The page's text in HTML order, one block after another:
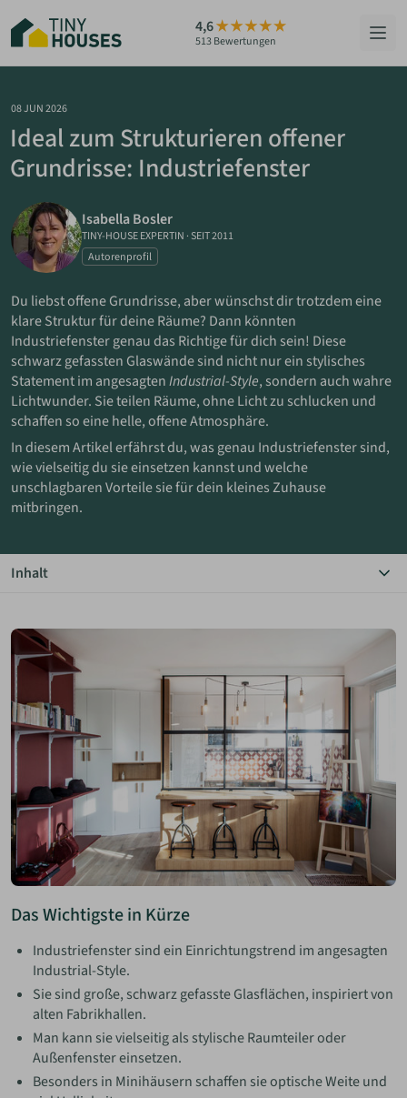
Hauptinhalt
springen
4,6
513 Bewertungen
HÄUSER
BERATUNG
RATGEBER
ÜBER UNS
ZUM HAUS-FINDER
PARTNER WERDEN
ANMELDEN
08 JUN 2026
Ideal zum Strukturieren offener
Grundrisse: Industriefenster
Isabella Bosler
TINY-HOUSE EXPERTIN · SEIT 2011
Autorenprofil
Du liebst offene Grundrisse, aber wünschst dir trotzdem eine
klare Struktur für deine Räume? Dann könnten
Industriefenster genau das Richtige für dich sein! Diese
schwarz gefassten Glaswände sind nicht nur ein stylisches
Statement im angesagtenIndustrial-Style, sondern auch wahre
Lichtwunder. Sie teilen Räume, ohne Licht zu schlucken und
schaffen so eine helle, offene Atmosphäre.
In diesem Artikel erfährst du, was genau Industriefenster sind,
wie vielseitig du sie einsetzen kannst und welche
unschlagbaren Vorteile sie für dein kleines Zuhause
mitbringen.
Inhalt
Was sind Industriefenster?
Verwendung von Industriefenstern
Vorteile von Industriefenstern
Das Wichtigste in Kürze
Industriefenster sind ein Einrichtungstrend im angesagten
Industrial-Style.
Sie sind große, schwarz gefasste Glasflächen, inspiriert von
alten Fabrikhallen.
Man kann sie vielseitig als stylische Raumteiler oder
Außenfenster einsetzen.
Besonders in Minihäusern schaffen sie optische Weite und